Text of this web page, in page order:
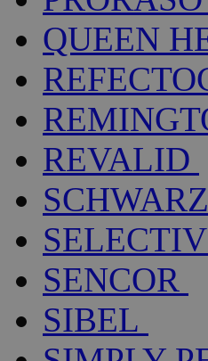
QUEEN
REVALID
SENCOR
SIBEL